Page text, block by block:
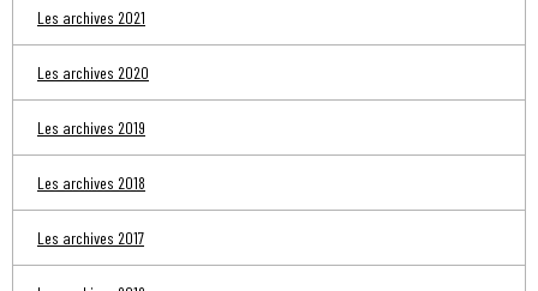
Les archives 2021
Les archives 2020
Les archives 2019
Les archives 2018
Les archives 2017